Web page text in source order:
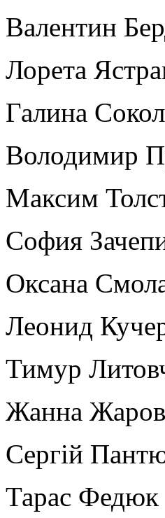
Валентин
Лорета
Галина
Володимир
Максим
София
Оксана
Леонид
Тимур
Жанна
Сергій
Тарас Федюк